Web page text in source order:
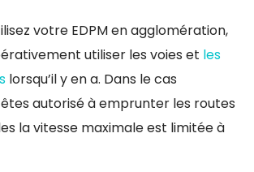
votre EDPM en agglomération,
utiliser les voies et les
lorsqu’il y en a. Dans le cas
autorisé à emprunter les routes
la vitesse maximale est limitée à